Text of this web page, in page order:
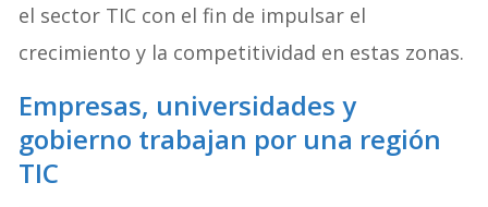
el sector TIC con el fin de impulsar el
crecimiento y la competitividad en estas zonas.
Empresas, universidades y
gobierno trabajan por una región
TIC